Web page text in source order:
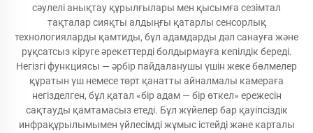
сәулелі анықтау құрылғылары мен қысымға сезімтал
тақталар сияқты алдыңғы қатарлы сенсорлық
технологияларды қамтиды, бұл адамдарды дәл санауға және
рұқсатсыз кіруге әрекеттерді болдырмауға кепілдік береді.
Негізгі функциясы — әрбір пайдаланушы үшін жеке бөлмелер
құратын үш немесе төрт қанатты айналмалы камераға
негізделген, бұл қатал «бір адам — бір өткел» ережесін
сақтауды қамтамасыз етеді. Бұл жүйелер бар қауіпсіздік
инфрақұрылымымен үйлесімді жұмыс істейді және карталы